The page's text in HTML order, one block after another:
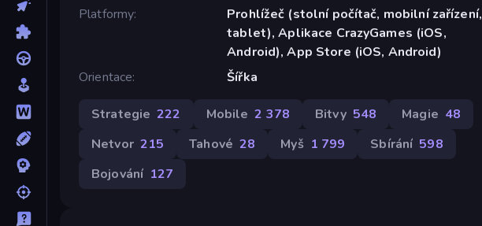
Platformy
Prohlížeč (stolní počítač, mobilní zařízení,
tablet), Aplikace CrazyGames (iOS,
Android), App Store (iOS, Android)
Orientace
Šířka
Strategie 222 Mobile 2 378 Bitvy 548 Magie 48
Netvor 215 Tahové 28 Myš 1 799 Sbírání 598
Bojování 127